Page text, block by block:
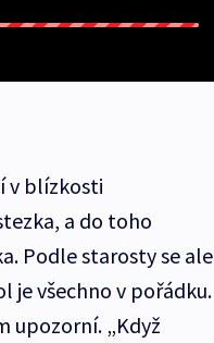
v blízkosti
a do toho
Podle starosty se ale
je všechno v pořádku.
upozorní. „Když